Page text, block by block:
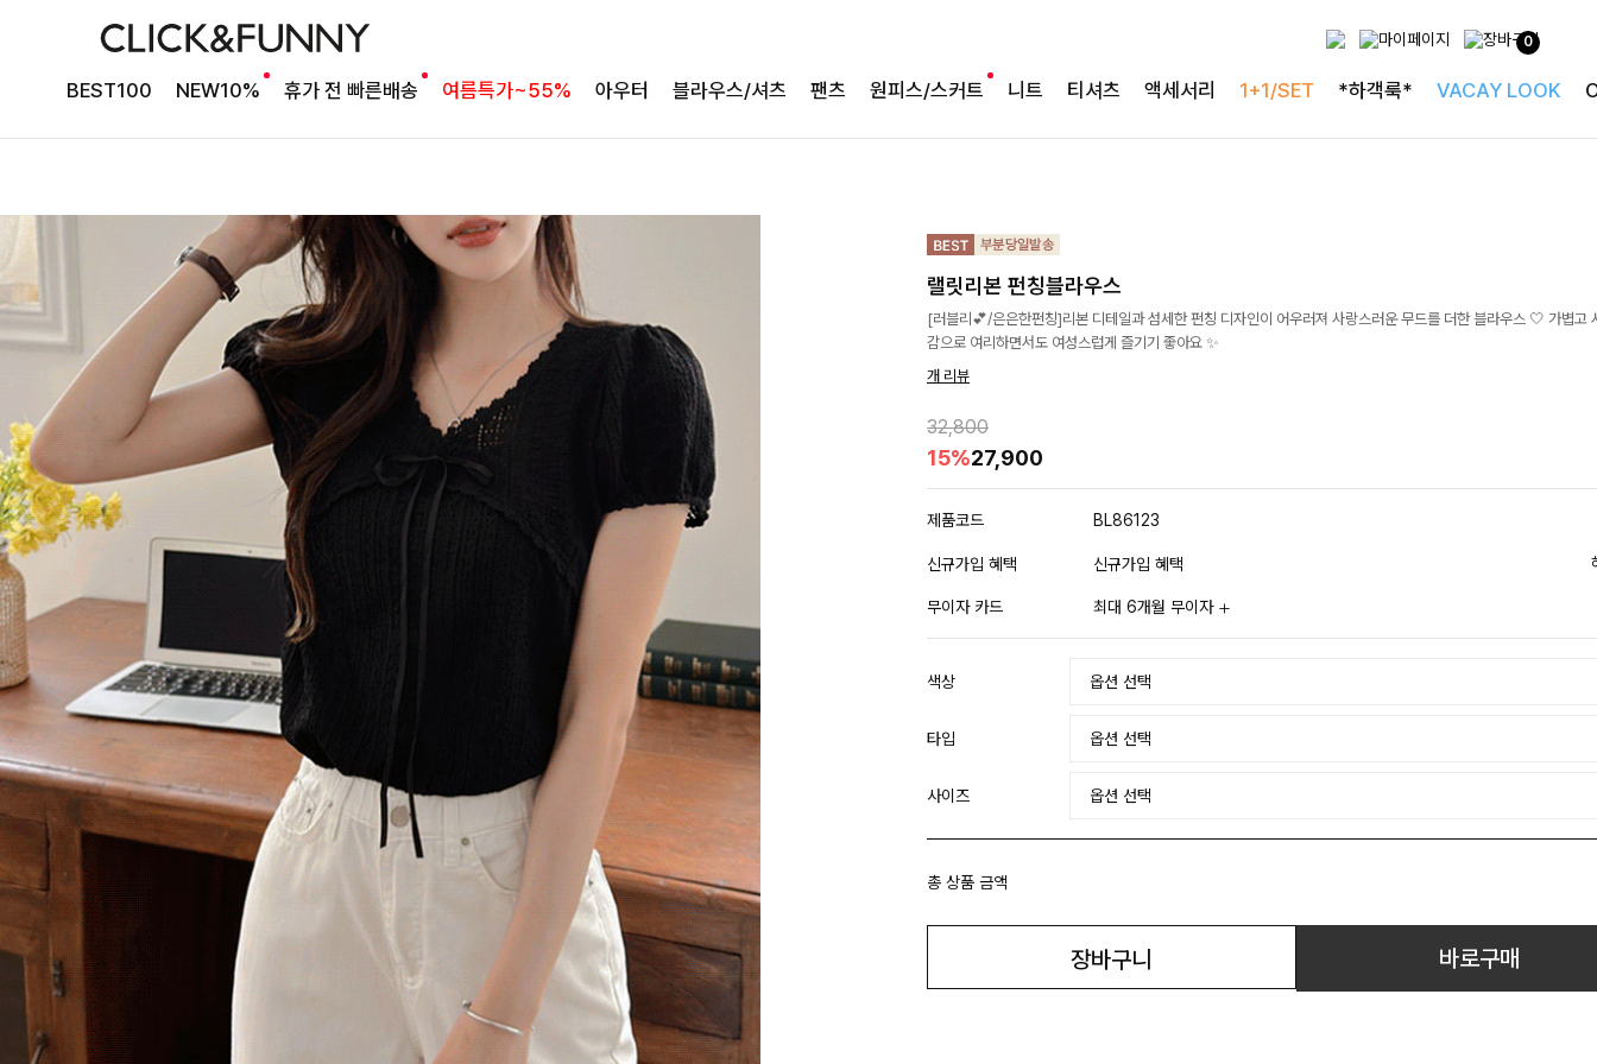
0
BEST100 NEW10% 휴가 전 빠른배송 여름특가~55% 아우터 블라우스/셔츠 팬츠 원피스/스커트 니트 티셔츠 액세서리 1+1/SET *하객룩* VACAY LOOK
랠릿리본 펀칭블라우스
[러블리💕/은은한펀칭]리본 디테일과 섬세한 펀칭 디자인이 어우러져 사랑스러운 무드를 더한 블라우스 🤍 가볍고
감으로 여리하면서도 여성스럽게 즐기기 좋아요 ✨
개 리뷰
32,800
15%27,900
제품코드 BL86123
신규가입 혜택 신규가입 혜택
무이자 카드 최대 6개월 무이자
색상
타입
사이즈
총 상품 금액
장바구니 바로구매